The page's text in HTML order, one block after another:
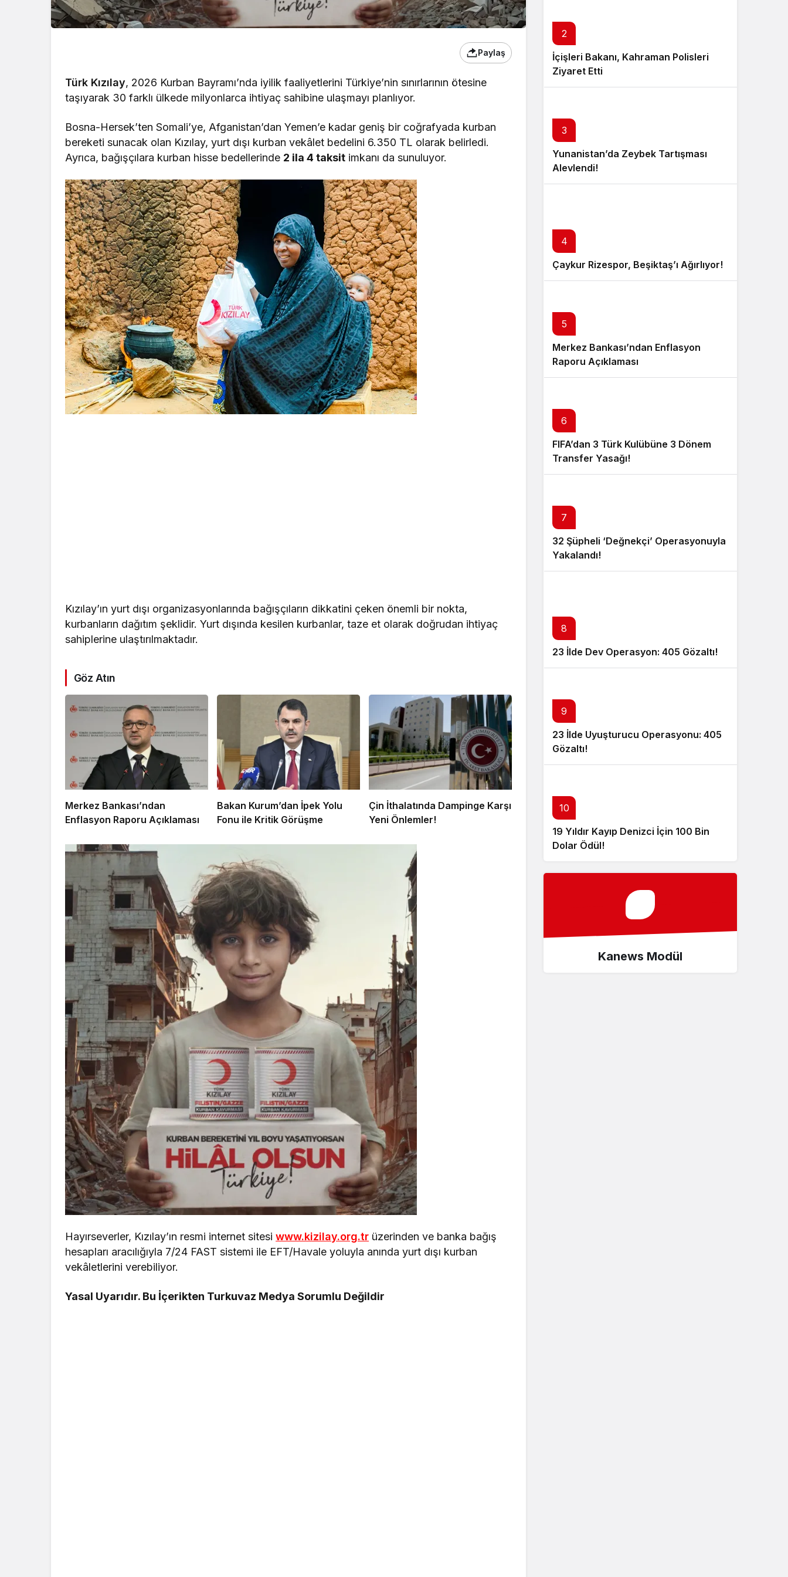
Paylaş
Türk Kızılay, 2026 Kurban Bayramı’nda iyilik faaliyetlerini Türkiye’nin sınırlarının ötesine
taşıyarak 30 farklı ülkede milyonlarca ihtiyaç sahibine ulaşmayı planlıyor.
Bosna-Hersek’ten Somali’ye, Afganistan’dan Yemen’e kadar geniş bir coğrafyada kurban
bereketi sunacak olan Kızılay, yurt dışı kurban vekâlet bedelini 6.350 TL olarak belirledi.
Ayrıca, bağışçılara kurban hisse bedellerinde 2 ila 4 taksit imkanı da sunuluyor.
Kızılay’ın yurt dışı organizasyonlarında bağışçıların dikkatini çeken önemli bir nokta,
kurbanların dağıtım şeklidir. Yurt dışında kesilen kurbanlar, taze et olarak doğrudan ihtiyaç
sahiplerine ulaştırılmaktadır.
Göz Atın
Merkez Bankası’ndan
Enflasyon Raporu Açıklaması
Bakan Kurum’dan İpek Yolu
Fonu ile Kritik Görüşme
Çin İthalatında Dampinge Karşı
Yeni Önlemler!
Hayırseverler, Kızılay’ın resmi internet sitesiwww.kizilay.org.tr üzerinden ve banka bağış
hesapları aracılığıyla 7/24 FAST sistemi ile EFT/Havale yoluyla anında yurt dışı kurban
vekâletlerini verebiliyor.
Yasal Uyarıdır. Bu İçerikten Turkuvaz Medya Sorumlu Değildir
2
İçişleri Bakanı, Kahraman Polisleri
Ziyaret Etti
3
Yunanistan’da Zeybek Tartışması
Alevlendi!
4
Çaykur Rizespor, Beşiktaş’ı Ağırlıyor!
5
Merkez Bankası’ndan Enflasyon
Raporu Açıklaması
6
FIFA’dan 3 Türk Kulübüne 3 Dönem
Transfer Yasağı!
7
32 Şüpheli ‘Değnekçi’ Operasyonuyla
Yakalandı!
8
23 İlde Dev Operasyon: 405 Gözaltı!
9
23 İlde Uyuşturucu Operasyonu: 405
Gözaltı!
10
19 Yıldır Kayıp Denizci İçin 100 Bin
Dolar Ödül!
Kanews Modül